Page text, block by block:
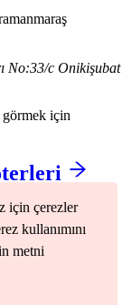
için çerezler
kullanımını
metni
No:33/c Onikişubat
için
( 6)Elbistan
(3 )Pazarcık